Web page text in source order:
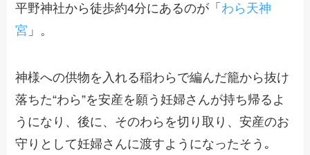
平野神社から徒歩約4分にあるのが「 わら天神
宮 」。
神様への供物を入れる稲わらで編んだ籠から抜け
落ちた“わら”を安産を願う妊婦さんが持ち帰るよ
うになり、後に、そのわらを切り取り、安産のお
守りとして妊婦さんに渡すようになったそう｡